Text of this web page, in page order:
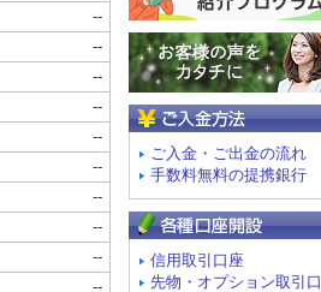
ご入金・ご出金の流れ
手数料無料の提携銀行
信用取引口座
先物・オプション取引口